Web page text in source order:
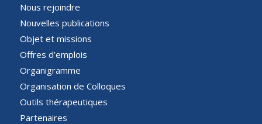
Nous rejoindre
Nouvelles publications
Objet et missions
Offres d’emplois
Organigramme
Organisation de Colloques
Outils thérapeutiques
Partenaires